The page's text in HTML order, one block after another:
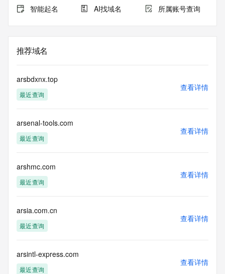
智能起名 AI找域名 所属账号查询
推荐域名
arsbdxnx.top
最近查询
查看详情
arsenal-tools.com
最近查询
查看详情
arshmc.com
最近查询
查看详情
arsia.com.cn
最近查询
查看详情
arsintl-express.com
最近查询
查看详情